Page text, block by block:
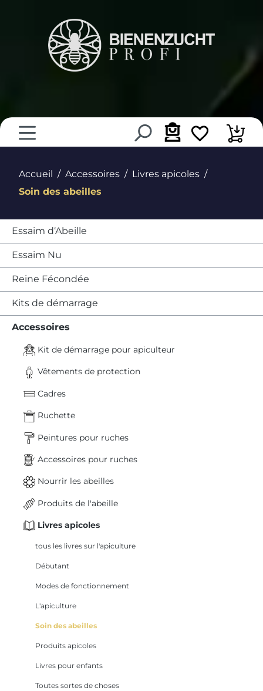
Accueil Accessoires
Livres apicoles
Soin des abeilles
Essaim d‘Abeille
Essaim Nu
Reine Fécondée
Kits de démarrage
Accessoires
Kit de démarrage pour apiculteur
Vêtements de protection
Cadres
Ruchette
Peintures pour ruches
Accessoires pour ruches
Nourrir les abeilles
Produits de l'abeille
Livres apicoles
tous les livres sur l'apiculture
Débutant
Modes de fonctionnement
L'apiculture
Soin des abeilles
Produits apicoles
Livres pour enfants
Toutes sortes de choses